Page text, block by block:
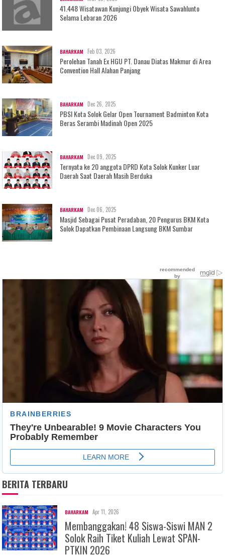
41.448 Wisatawan Kunjungi Obyek Wisata Sawahlunto
Selama Lebaran 2026
BAHARKAM Feb 03, 2026
Perolehan Tanah Ex HGU PT. Danau Diatas Makmur di Area
Convention Hall Alahan Panjang
BAHARKAM Dec 26, 2025
PBSI Kota Solok Gelar Open Tournament Badminton Kota
Beras Serambi Madinah Open 2025
BAHARKAM Dec 09, 2025
Ternyata ke 20 anggota DPRD Kota Solok Kunker Luar
Daerah Saat Daerah Masih Berduka
BAHARKAM Dec 06, 2025
Masjid Sebagai Pusat Peradaban, 20 Pengurus BKM Kota
Solok Dapatkan Pembinaan Langsung BKM Sumbar
BERITA TERBARU
BAHARKAM Apr 11, 2026
Membanggakan! 48 Siswa-Siswi MAN 2
Solok Raih Tiket Kuliah Lewat SPAN-
PTKIN 2026